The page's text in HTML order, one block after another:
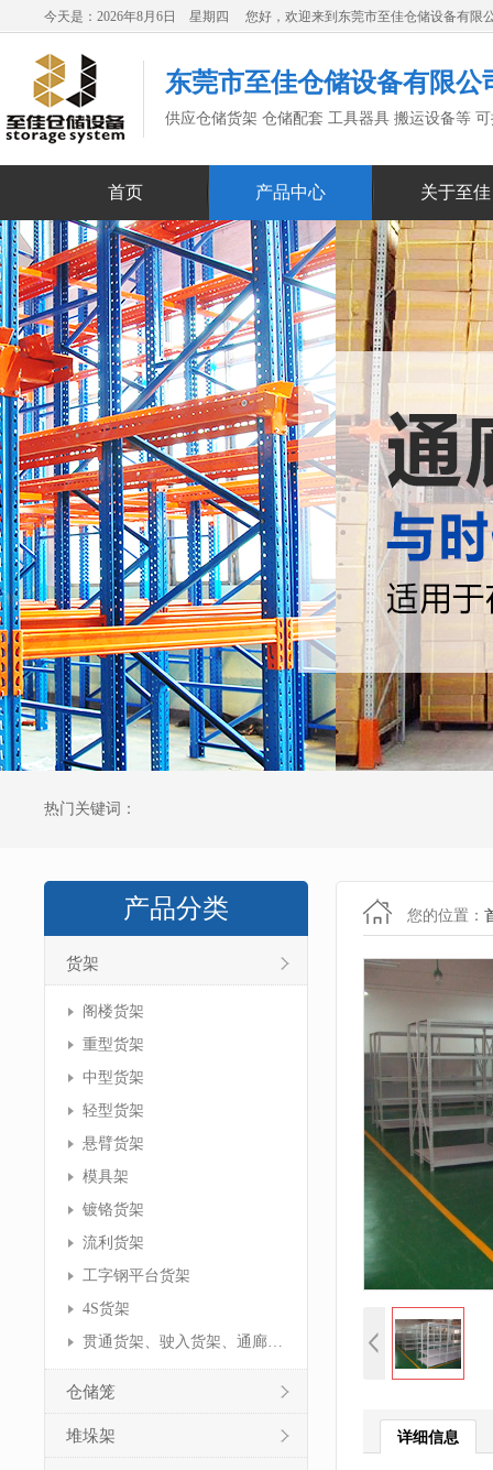
今天是：2026年8月6日 星期四 您好，欢迎来到东莞市至佳仓储设备有限
东莞市至佳仓储设备有限公
供应仓储货架 仓储配套 工具器具 搬运设备等
首页 产品中心 关于至佳
热门关键词：
产品分类
货架
阁楼货架
重型货架
中型货架
轻型货架
悬臂货架
模具架
镀铬货架
流利货架
工字钢平台货架
4S货架
贯通货架、驶入货架、通廊货架
仓储笼
堆垛架
您的位置：
详细信息